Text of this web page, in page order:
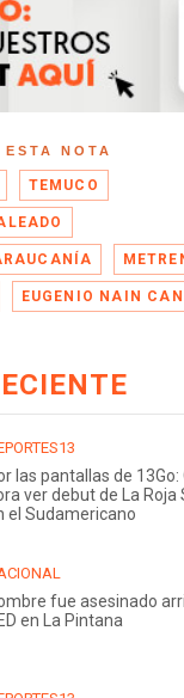
NOTA
TEMUCO
EUGENIO NAIN
las pantallas de
ver debut de La Roja
el Sudamericano
fue asesinado
en La Pintana